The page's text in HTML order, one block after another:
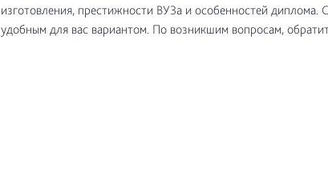
изготовления, престижности ВУЗа и особенностей
удобным для вас вариантом. По возникшим вопросам,